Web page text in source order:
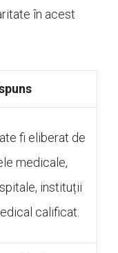
în acest
fi eliberat de
medicale,
instituții
calificat.